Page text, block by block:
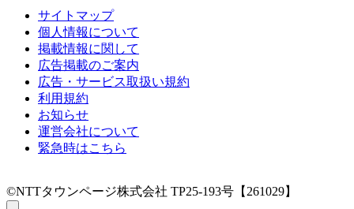
サイトマップ
個人情報について
掲載情報に関して
広告掲載のご案内
広告・サービス取扱い規約
利用規約
お知らせ
運営会社について
緊急時はこちら
©NTTタウンページ株式会社 TP25-193号【261029】